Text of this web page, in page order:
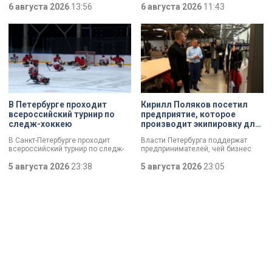
выступающая во второй Лиге Б,
«Пути регионов» Кубка России.
Соперник – «Великие Луки». Наш
корреспондент Маргарита
Зайцева побывала на тренировке
петербургского коллектива в
преддверии ответственной игры.
6 августа 2026 13:56
Петербурге стартовал пилотный
для людей с тяжелой
инвалидностью, в том числе
бойцов СВО. Участникам помогут
подобрать подходящее занятие,
оформить необходимые
документы и адаптироваться на
рабочем месте.
6 августа 2026 11:43
В Петербурге проходит
всероссийский турнир по
следж-хоккею
В Санкт-Петербурге проходит
всероссийский турнир по следж-
только медали, но и возможность
в следующем сезоне стать
5 августа 2026 23:38
Кирилл Поляков посетил
предприятие, которое
производит экипировку для
Власти Петербурга поддержат
предпринимателей, чей бизнес
складах маркетплейсов.
Разработать специальный пакет
5 августа 2026 23:05